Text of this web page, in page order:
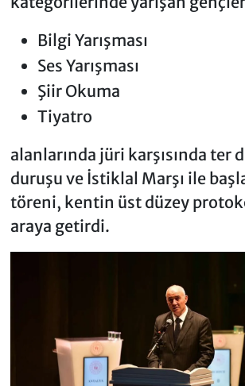
Bilgi Yarışması
Ses Yarışması
Şiir Okuma
Tiyatro
alanlarında jüri karşısında ter
duruşu ve İstiklal Marşı ile
töreni, kentin üst düzey
araya getirdi.